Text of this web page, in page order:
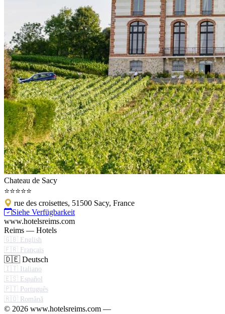
Chateau de Sacy
⭐⭐⭐⭐⭐
rue des croisettes, 51500 Sacy, France
Siehe Verfügbarkeit
www.hotelsreims.com
Reims — Hotels
🇬🇧 English
🇫🇷 Français
🇩🇪 Deutsch
🇮🇹 Italiano
🇪🇸 Español
🇵🇹 Português
🇷🇴 Română
© 2026 www.hotelsreims.com —